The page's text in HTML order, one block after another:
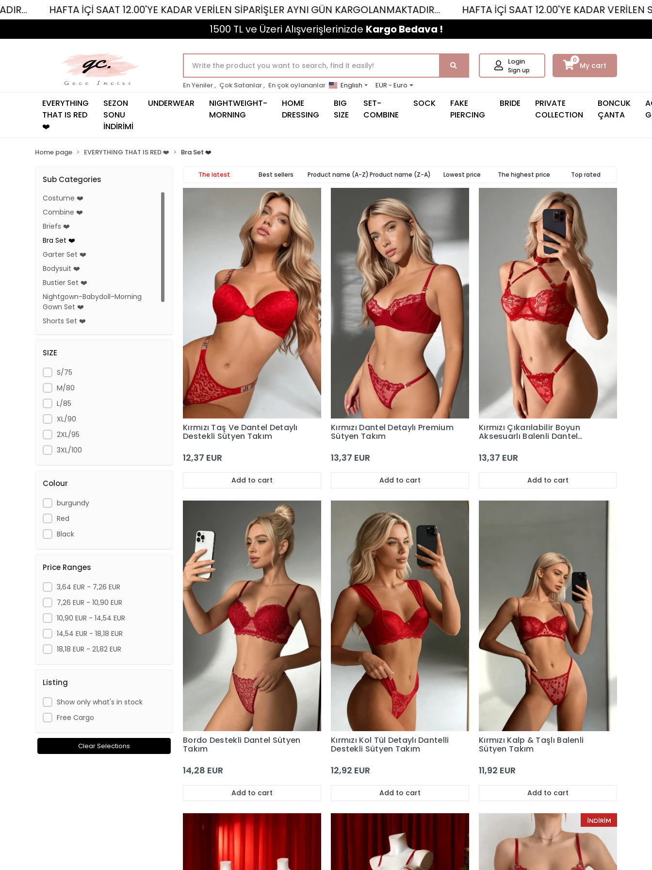
12.00'YE KADAR VERİLEN SİPARİŞLER AYNI GÜN KARGOLANMAKTADIR...
HAFTA İÇİ SAAT 12.00'YE KADAR VERİLEN SİPARİŞLER AYNI
1500 TL ve Üzeri Alışverişlerinizde Kargo Bedava !
En Yeniler , Çok Satanlar , En çok oylananlar English EUR - Euro
Login
Sign up
0
My cart
EVERYTHING
THAT IS RED
❤️
SEZON
SONU
İNDİRİMİ
UNDERWEAR
NIGHTWEIGHT-
MORNING
HOME
DRESSING
BIG
SIZE
SET-
COMBINE
SOCK
FAKE
PIERCING
BRIDE
PRIVATE
COLLECTION
BONCUK
ÇANTA
Home page EVERYTHING THAT IS RED ❤️ Bra Set ❤️
Sub Categories
Costume ❤️
Combine ❤️
Briefs ❤️
Bra Set ❤️
Garter Set ❤️
Bodysuit ❤️
Bustier Set ❤️
Nightgown-Babydoll-Morning
Gown Set ❤️
Shorts Set ❤️
Body Stocking ❤️
Accessory-Belt-Harness ❤️
SIZE
S/75
M/80
L/85
XL/90
2XL/95
3XL/100
Colour
burgundy
Red
Black
Price Ranges
3,64 EUR - 7,26 EUR
7,26 EUR - 10,90 EUR
10,90 EUR - 14,54 EUR
14,54 EUR - 18,18 EUR
18,18 EUR - 21,82 EUR
Listing
Show only what's in stock
Free Cargo
Clear Selections
The latest Best sellers Product name (A-Z) Product name (Z-A) Lowest price The highest price Top rated
Kırmızı Taş Ve Dantel Detaylı
Destekli Sütyen Takım
12,37 EUR
Add to cart
Kırmızı Dantel Detaylı Premium
Sütyen Takım
13,37 EUR
Add to cart
Kırmızı Çıkarılabilir Boyun
Aksesuarlı Balenli Dantel
13,37 EUR
Add to cart
Bordo Destekli Dantel Sütyen
Takım
14,28 EUR
Add to cart
Kırmızı Kol Tül Detaylı Dantelli
Destekli Sütyen Takım
12,92 EUR
Add to cart
Kırmızı Kalp & Taşlı Balenli
Sütyen Takım
11,92 EUR
Add to cart